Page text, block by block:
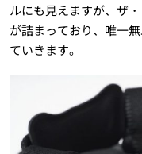
ルにも見えますが、ザ
が詰まっており、唯一
ていきます。